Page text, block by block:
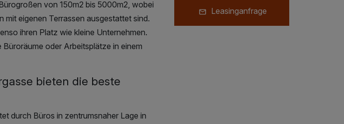
von 150m2 bis 5000m2, wobei
mit eigenen Terrassen ausgestattet sind.
ihren Platz wie kleine Unternehmen.
oder Arbeitsplätze in einem
bieten die beste
durch Büros in zentrumsnaher Lage in
Leasinganfrage